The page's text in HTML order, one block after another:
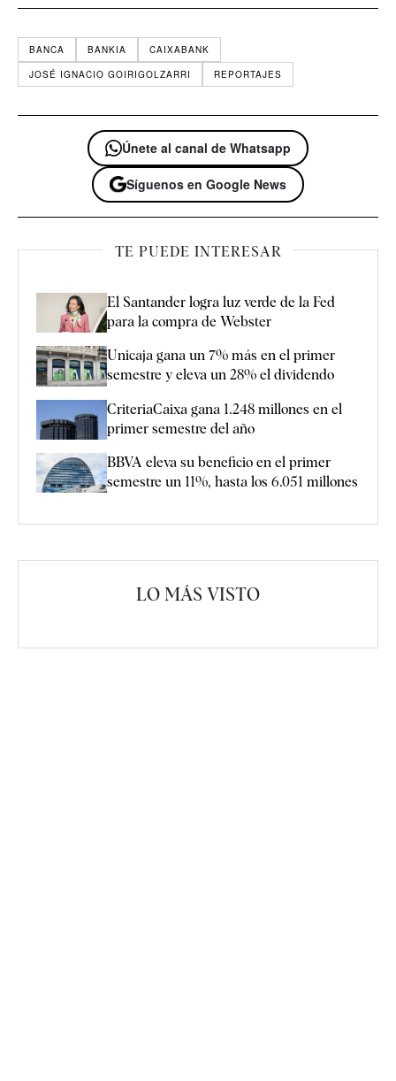
BANCA BANKIA
CAIXABANK
JOSÉ IGNACIO GOIRIGOLZARRI
REPORTAJES
Únete al canal de Whatsapp
Síguenos en Google News
TE PUEDE INTERESAR
El Santander logra luz verde de la Fed
para la compra de Webster
Unicaja gana un 7% más en el primer
semestre y eleva un 28% el dividendo
CriteriaCaixa gana 1.248 millones en el
primer semestre del año
BBVA eleva su beneficio en el primer
semestre un 11%, hasta los 6.051 millones
LO MÁS VISTO